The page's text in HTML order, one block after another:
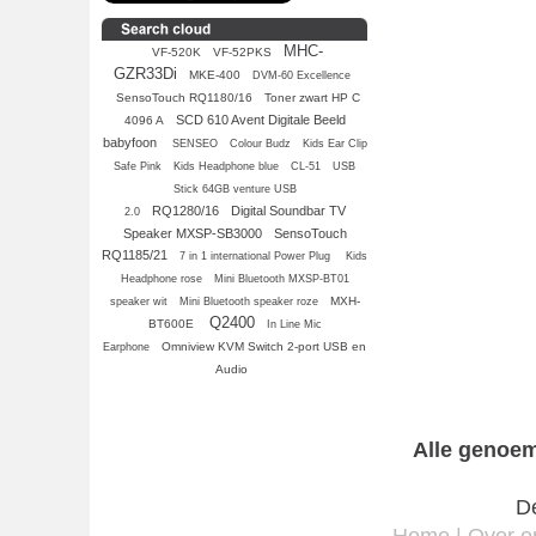
VF-520K VF-52PKS
MHC-
GZR33Di
MKE-400 DVM-60 Excellence
SensoTouch RQ1180/16
Toner zwart HP C
4096 A
SCD 610 Avent Digitale Beeld
babyfoon
SENSEO Colour Budz
Kids Ear Clip
Safe Pink
Kids Headphone blue CL-51
USB
Stick 64GB venture USB
2.0
RQ1280/16
Digital Soundbar TV
Speaker MXSP-SB3000
SensoTouch
RQ1185/21
7 in 1 international Power Plug
Kids
Headphone rose
Mini Bluetooth MXSP-BT01
speaker wit
Mini Bluetooth speaker roze
MXH-
BT600E
Q2400
In Line Mic
Earphone
Omniview KVM Switch 2-port USB en
Audio
Alle